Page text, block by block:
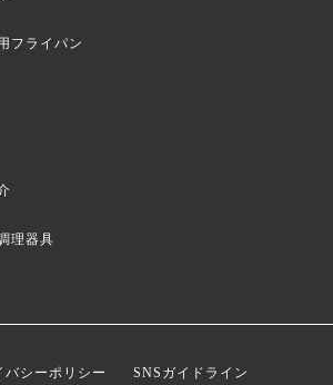
フライパン
理器具
バシーポリシー
SNSガイドライン